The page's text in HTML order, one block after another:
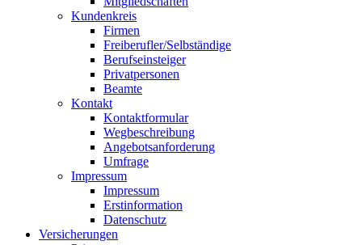
Kundenkreis
Firmen
Freiberufler/Selbständige
Berufseinsteiger
Privatpersonen
Beamte
Kontakt
Kontaktformular
Wegbeschreibung
Angebotsanforderung
Umfrage
Impressum
Impressum
Erstinformation
Datenschutz
Versicherungen